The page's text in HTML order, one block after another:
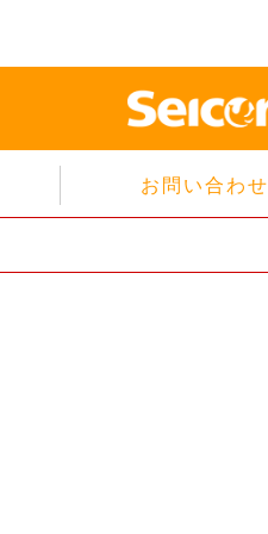
お問い合わせ